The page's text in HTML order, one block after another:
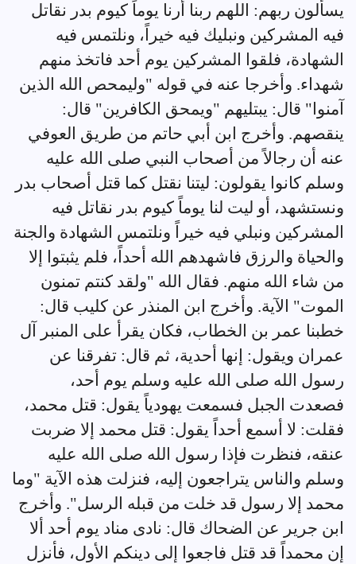
يسألون ربهم: اللهم ربنا أرنا يوماً كيوم بدر نقاتل
فيه المشركين ونبليك فيه خيراً، ونلتمس فيه
الشهادة، فلقوا المشركين يوم أحد فاتخذ منهم
شهداء. وأخرجا عنه في قوله "وليمحص الله الذين
آمنوا" قال: يبتليهم "ويمحق الكافرين" قال:
ينقصهم. وأخرج ابن أبي حاتم من طريق العوفي
عنه أن رجالاً من أصحاب النبي صلى الله عليه
وسلم كانوا يقولون: ليتنا نقتل كما قتل أصحاب بدر
ونستشهد، أو ليت لنا يوماً كيوم بدر نقاتل فيه
المشركين ونبلي فيه خيراً ونلتمس الشهادة والجنة
والحياة والرزق فاشهدهم الله أحداً، فلم يثبتوا إلا
من شاء الله منهم. فقال الله "ولقد كنتم تمنون
الموت" الآية. وأخرج ابن المنذر عن كليب قال:
خطبنا عمر بن الخطاب، فكان يقرأ على المنبر آل
عمران ويقول: إنها أحدية، ثم قال: تفرقنا عن
رسول الله صلى الله عليه وسلم يوم أحد،
فصعدت الجبل فسمعت يهودياً يقول: قتل محمد،
فقلت: لا أسمع أحداً يقول: قتل محمد إلا ضربت
عنقه، فنظرت فإذا رسول الله صلى الله عليه
وسلم والناس يتراجعون إليه، فنزلت هذه الآية "وما
محمد إلا رسول قد خلت من قبله الرسل". وأخرج
ابن جرير عن الضحاك قال: نادى مناد يوم أحد ألا
إن محمداً قد قتل فاجعوا إلى دينكم الأول، فأنزل